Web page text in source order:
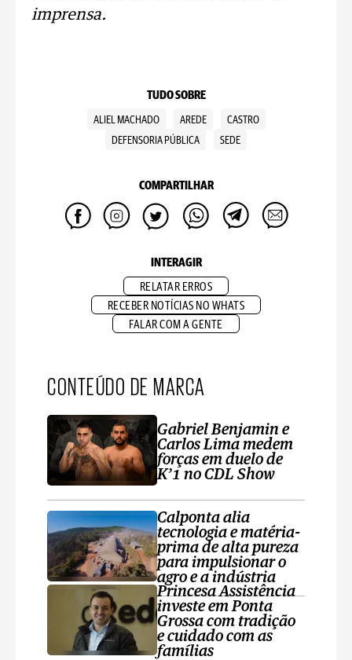
imprensa.
TUDO SOBRE
ALIEL MACHADO AREDE
CASTRO
DEFENSORIA PÚBLICA
SEDE
COMPARTILHAR
INTERAGIR
RELATAR ERROS
RECEBER NOTÍCIAS NO WHATS
FALAR COM A GENTE
CONTEÚDO DE MARCA
Gabriel Benjamin e
Carlos Lima medem
forças em duelo de
K’1 no CDL Show
Calponta alia
tecnologia e matéria-
prima de alta pureza
para impulsionar o
agro e a indústria
Princesa Assistência
investe em Ponta
Grossa com tradição
e cuidado com as
famílias